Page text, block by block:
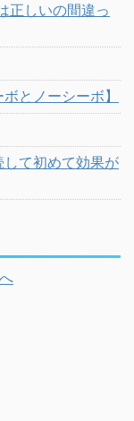
正しいの間違っ
とノーシーボ】
て初めて効果が